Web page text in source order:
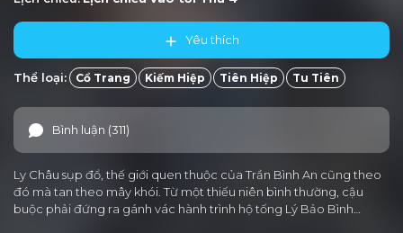
Yêu thích
Thể loại: Cổ Trang Kiếm Hiệp Tiên Hiệp Tu Tiên
Bình luận (311)
Ly Châu sụp đổ, thế giới quen thuộc của Trần Bình An cũng theo
đó mà tan theo mây khói. Từ một thiếu niên bình thường, cậu
buộc phải đứng ra gánh vác hành trình hộ tống Lý Bảo Bình…